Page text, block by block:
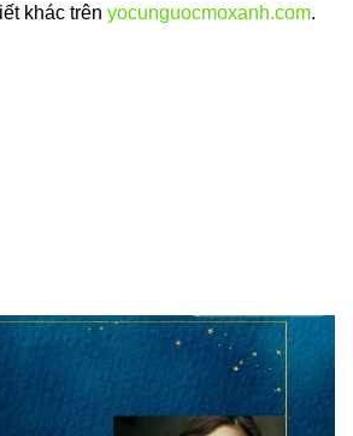
khác trên yocunguocmoxanh.com.